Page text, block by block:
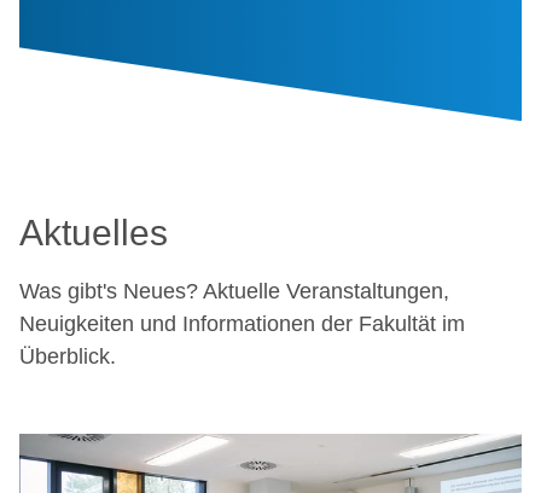
Aktuelles
Was gibt's Neues? Aktuelle Veranstaltungen,
Neuigkeiten und Informationen der Fakultät im
Überblick.